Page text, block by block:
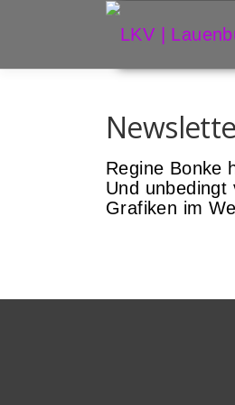
Regine Bonke
Und
Grafiken im